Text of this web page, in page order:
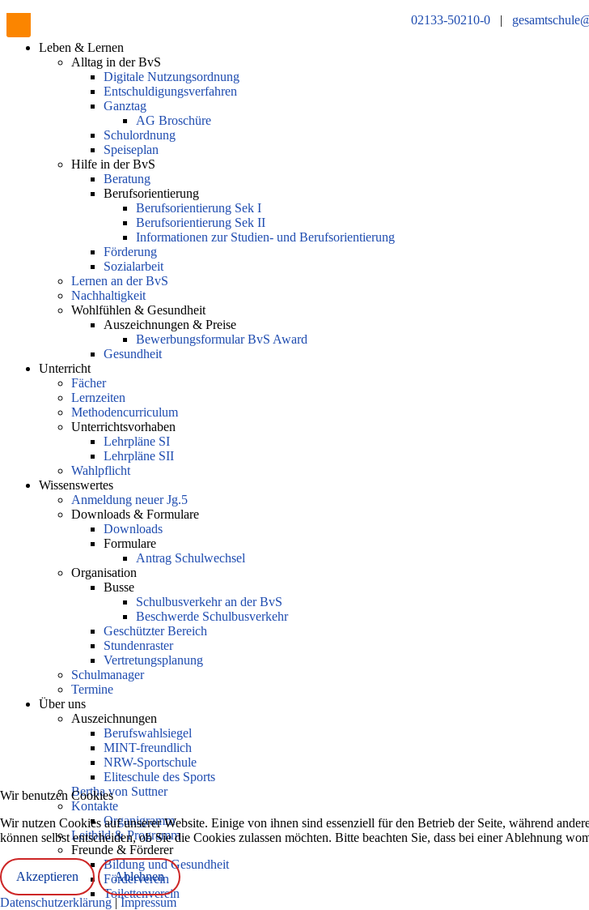
02133-50210-0 |
Leben & Lernen
Alltag in der BvS
Digitale Nutzungsordnung
Entschuldigungsverfahren
Ganztag
AG Broschüre
Schulordnung
Speiseplan
Hilfe in der BvS
Beratung
Berufsorientierung
Berufsorientierung Sek I
Berufsorientierung Sek II
Informationen zur Studien- und Berufsorientierung
Förderung
Sozialarbeit
Lernen an der BvS
Nachhaltigkeit
Wohlfühlen & Gesundheit
Auszeichnungen & Preise
Bewerbungsformular BvS Award
Gesundheit
Unterricht
Fächer
Lernzeiten
Methodencurriculum
Unterrichtsvorhaben
Lehrpläne SI
Lehrpläne SII
Wahlpflicht
Wissenswertes
Anmeldung neuer Jg.5
Downloads & Formulare
Downloads
Formulare
Antrag Schulwechsel
Organisation
Busse
Schulbusverkehr an der BvS
Beschwerde Schulbusverkehr
Geschützter Bereich
Stundenraster
Vertretungsplanung
Schulmanager
Termine
Über uns
Auszeichnungen
Berufswahlsiegel
MINT-freundlich
NRW-Sportschule
Eliteschule des Sports
Bertha von Suttner
Kontakte
Organigramm
Leitbild & Programm
Freunde & Förderer
Bildung und Gesundheit
Förderverein
Toilettenverein
Wir benutzen Cookies
Wir nutzen Cookies auf unserer Website. Einige von ihnen sind essenziell für den Betrieb der Seite, während
können selbst entscheiden, ob Sie die Cookies zulassen möchten. Bitte beachten Sie, dass bei einer Ablehnung
Akzeptieren
Ablehnen
Datenschutzerklärung|Impressum